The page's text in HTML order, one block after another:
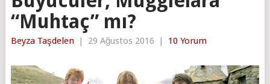
“Muhtaç” mı?
Beyza Taşdelen | 29 Ağustos 2016 | 10 Yorum